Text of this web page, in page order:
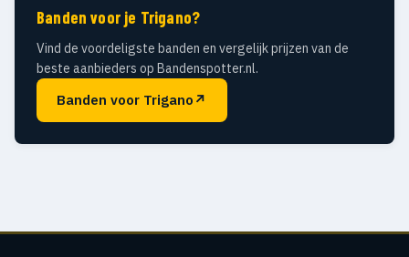
Banden voor je Trigano?
Vind de voordeligste banden en vergelijk prijzen van de
beste aanbieders op Bandenspotter.nl.
Banden voor Trigano ↗